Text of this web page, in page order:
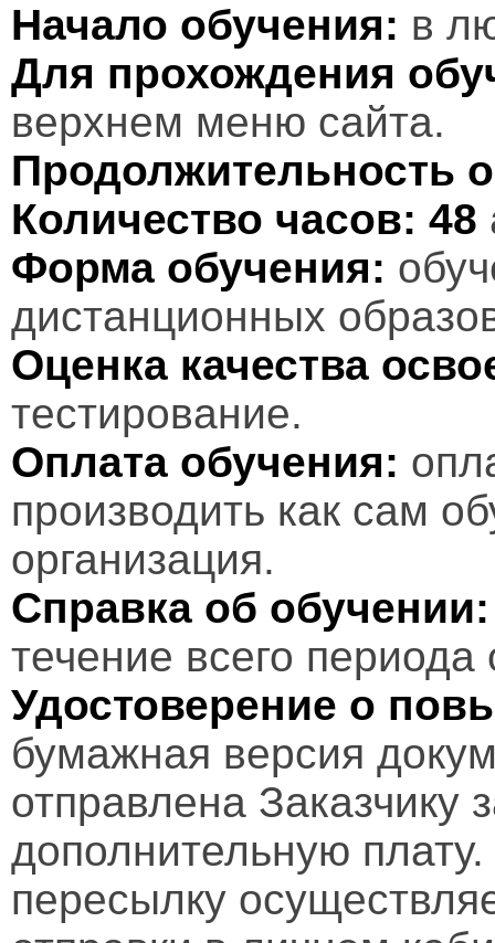
Начало обучения: в
Для прохождения
верхнем меню сайта.
Продолжительность
Количество часов: 48
Форма обучения:
дистанционных
Оценка качества
тестирование.
Оплата обучения:
производить как сам
организация.
Справка об обучении:
течение всего периода
Удостоверение о
бумажная версия
отправлена Заказчику
дополнительную
пересылку